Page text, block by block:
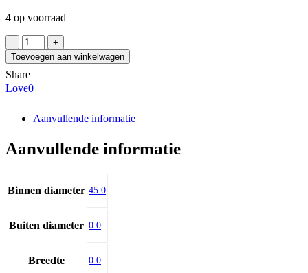
4 op voorraad
INA
PMEY45-
XL
aantal
Toevoegen aan winkelwagen
Share
Love0
Aanvullende informatie
Aanvullende informatie
Binnen diameter 45.0
Buiten diameter 0.0
Breedte 0.0